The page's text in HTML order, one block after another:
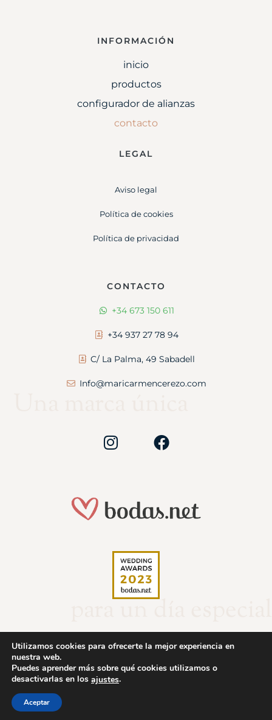
INFORMACIÓN
inicio
productos
configurador de alianzas
contacto
LEGAL
Aviso legal
Política de cookies
Política de privacidad
CONTACTO
+34 673 150 611
+34 937 27 78 94
C/ La Palma, 49 Sabadell
Info@maricarmencerezo.com
para un día especial
© 2025 – Joyería Mª Carmen Cerezo. Todos los derechos reservados.
Web creada y diseñada por
Utilizamos cookies para ofrecerte la mejor experiencia en
nuestra web.
Puedes aprender más sobre qué cookies utilizamos o
desactivarlas en los ajustes.
Aceptar